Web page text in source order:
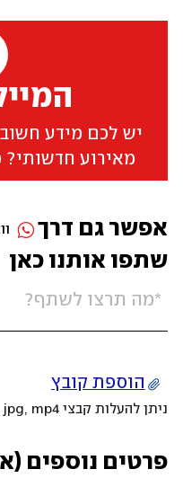
יש לכם מידע
מאירוע
שתפו אותנו כאן
הוספת קובץ
ניתן להעלות קבצי mov, png, jpeg, jpg, mp4 עד 200MB
פרטים נוספים
אפשר גם דרך